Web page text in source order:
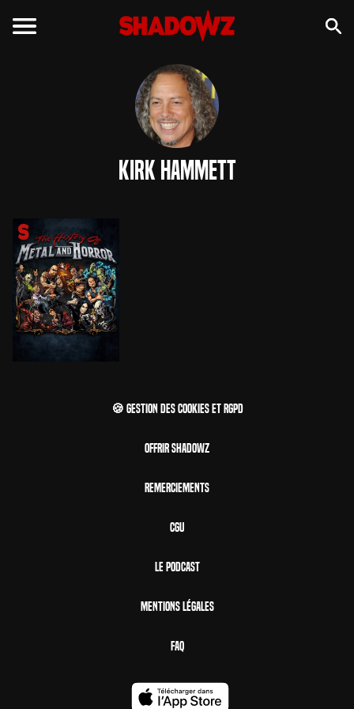
Kirk Hammett
🍪 Gestion des cookies et RGPD
Offrir Shadowz
Remerciements
CGU
Le Podcast
Mentions Légales
FAQ